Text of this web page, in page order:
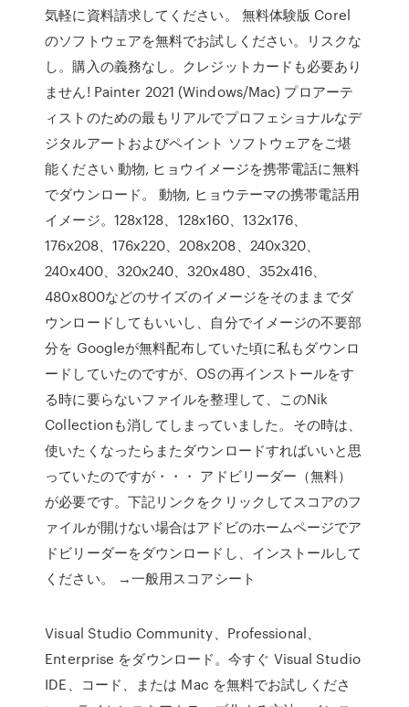
気軽に資料請求してください。 無料体験版 Corel
のソフトウェアを無料でお試しください。リスクな
し。購入の義務なし。クレジットカードも必要あり
ません! Painter 2021 (Windows/Mac) プロアーテ
ィストのための最もリアルでプロフェショナルなデ
ジタルアートおよびペイント ソフトウェアをご堪
能ください 動物, ヒョウイメージを携帯電話に無料
でダウンロード。 動物, ヒョウテーマの携帯電話用
イメージ。128х128、128х160、132х176、
176х208、176х220、208х208、240х320、
240х400、320х240、320х480、352х416、
480х800などのサイズのイメージをそのままでダ
ウンロードしてもいいし、自分でイメージの不要部
分を Googleが無料配布していた頃に私もダウンロ
ードしていたのですが、OSの再インストールをす
る時に要らないファイルを整理して、このNik
Collectionも消してしまっていました。その時は、
使いたくなったらまたダウンロードすればいいと思
っていたのですが・・・ アドビリーダー（無料）
が必要です。下記リンクをクリックしてスコアのフ
ァイルが開けない場合はアドビのホームページでア
ドビリーダーをダウンロードし、インストールして
ください。 →一般用スコアシート
Visual Studio Community、Professional、
Enterprise をダウンロード。今すぐ Visual Studio
IDE、コード、または Mac を無料でお試しくださ